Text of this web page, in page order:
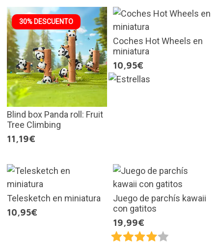
30% DESCUENTO
Blind box Panda roll: Fruit
Tree Climbing
11,19€
Coches Hot Wheels en
miniatura
10,95€
Telesketch en miniatura
10,95€
Juego de parchís kawaii
con gatitos
19,99€